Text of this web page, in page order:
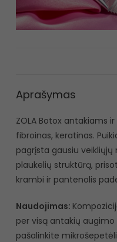
Aprašymas
ZOLA Botox antakiams
fibroinas, keratinas.
pagrįsta gausiu
plaukelių struktūrą,
krambi ir pantenolis
Naudojimas:
per visą antakių augimo
pašalinkite